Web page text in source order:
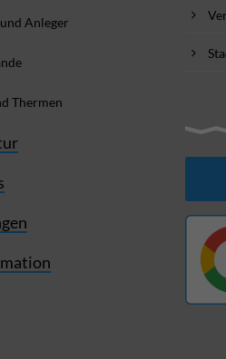
Anleger
Thermen